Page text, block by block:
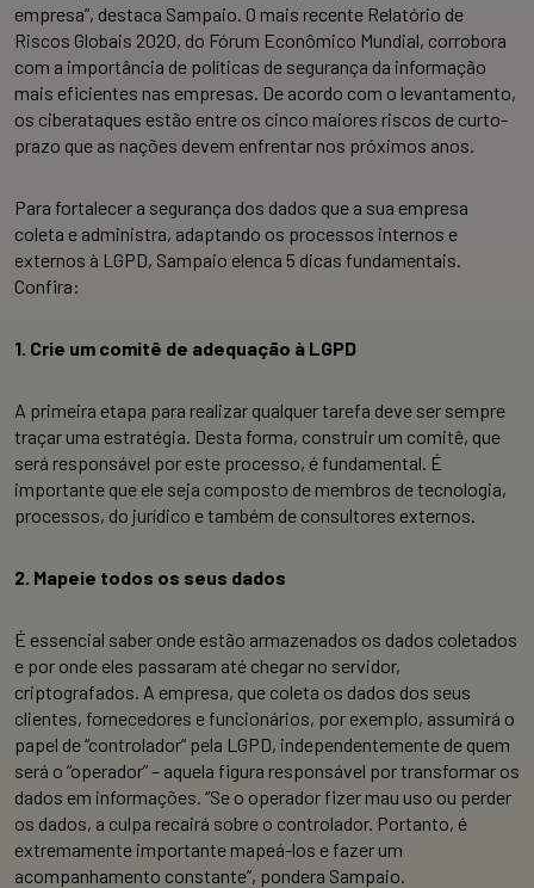
empresa”, destaca Sampaio. O mais recente Relatório de
Riscos Globais 2020, do Fórum Econômico Mundial, corrobora
com a importância de políticas de segurança da informação
mais eficientes nas empresas. De acordo com o levantamento,
os ciberataques estão entre os cinco maiores riscos de curto-
prazo que as nações devem enfrentar nos próximos anos.
Para fortalecer a segurança dos dados que a sua empresa
coleta e administra, adaptando os processos internos e
externos à LGPD, Sampaio elenca 5 dicas fundamentais.
Confira:
1. Crie um comitê de adequação à LGPD
A primeira etapa para realizar qualquer tarefa deve ser sempre
traçar uma estratégia. Desta forma, construir um comitê, que
será responsável por este processo, é fundamental. É
importante que ele seja composto de membros de tecnologia,
processos, do jurídico e também de consultores externos.
2. Mapeie todos os seus dados
É essencial saber onde estão armazenados os dados coletados
e por onde eles passaram até chegar no servidor,
criptografados. A empresa, que coleta os dados dos seus
clientes, fornecedores e funcionários, por exemplo, assumirá o
papel de “controlador” pela LGPD, independentemente de quem
será o “operador” – aquela figura responsável por transformar os
dados em informações. “Se o operador fizer mau uso ou perder
os dados, a culpa recairá sobre o controlador. Portanto, é
extremamente importante mapeá-los e fazer um
acompanhamento constante”, pondera Sampaio.